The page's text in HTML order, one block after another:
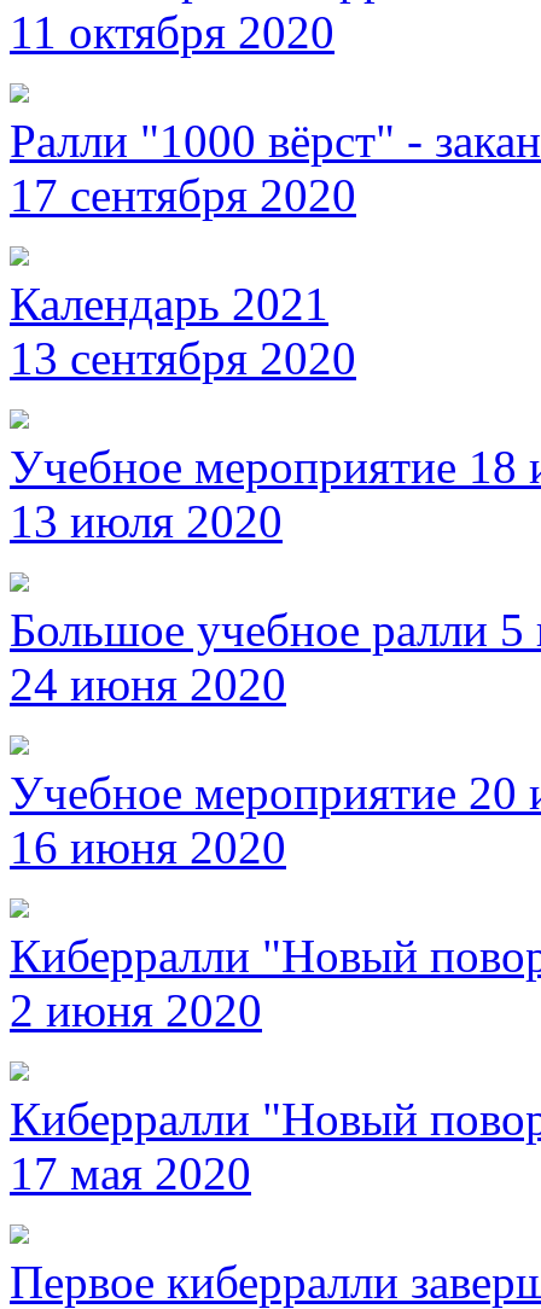
11 октября 2020
Ралли "1000 вёрст" -
17 сентября 2020
Календарь 2021
13 сентября 2020
Учебное мероприятие 18
13 июля 2020
Большое учебное ралли
24 июня 2020
Учебное мероприятие 20
16 июня 2020
Киберралли "Новый
2 июня 2020
Киберралли "Новый
17 мая 2020
Первое киберралли